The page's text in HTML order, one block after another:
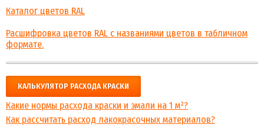
Каталог цветов RAL
Расшифровка цветов RAL с названиями цветов в табличном
формате.
КАЛЬКУЛЯТОР РАСХОДА КРАСКИ
Какие нормы расхода краски и эмали на 1 м²?
Как рассчитать расход лакокрасочных материалов?